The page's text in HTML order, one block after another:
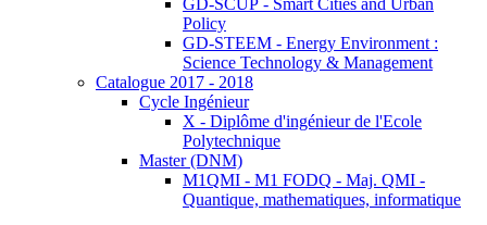
GD-SCUP - Smart Cities and Urban
Policy
GD-STEEM - Energy Environment :
Science Technology & Management
Catalogue 2017 - 2018
Cycle Ingénieur
X - Diplôme d'ingénieur de l'Ecole
Polytechnique
Master (DNM)
M1QMI - M1 FODQ - Maj. QMI -
Quantique, mathematiques, informatique